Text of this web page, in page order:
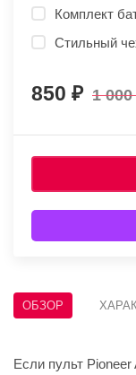
Комплект
Стильный
850 1 000
ОБЗОР
Если пульт Pioneer